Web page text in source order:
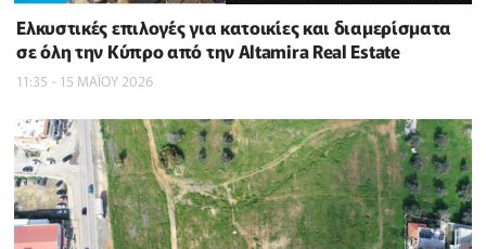
Ελκυστικές επιλογές για κατοικίες και διαμερίσματα
σε όλη την Κύπρο από την Altamira Real Estate
11:35 - 15 ΜΑΪ́ΟΥ 2026